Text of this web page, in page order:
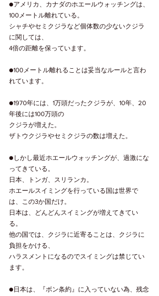
●アメリカ、カナダのホエールウォッチングは、
100メートル離れている。
シャチやセミクジラなど個体数の少ないクジラ
に関しては、
4倍の距離を保っています。
●100メートル離れることは妥当なルールと言わ
れています。
●1970年には、1万頭だったクジラが、10年、20
年後には100万頭の
クジラが増えた。
ザトウクジラやセミクジラの数は増えた。
●しかし最近ホエールウォッチングが、過激にな
ってきている。
日本、トンガ、スリランカ。
ホエールスイミングを行っている国は世界で
は、この3か国だけ。
日本は、どんどんスイミングが増えてきてい
る。
他の国では、クジラに近寄ることは、クジラに
負担をかける、
ハラスメントになるのでスイミングは禁じてい
ます。
●日本は、『ボン条約』に入っていない為、残念